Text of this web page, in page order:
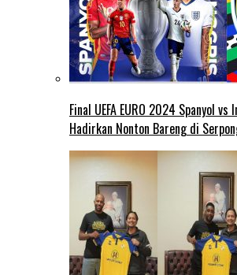
Final UEFA EURO 2024 Spanyol
Hadirkan Nonton Bareng di